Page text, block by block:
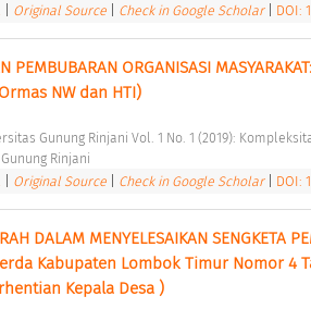
Original Source Check in Google Scholar DOI:
PEMBUBARAN ORGANISASI
NW dan HTI)
Gunung Rinjani Vol. 1 No. 1 (2019):
Rinjani
Original Source Check in Google Scholar DOI:
DALAM MENYELESAIKAN SENGKETA
Kabupaten Lombok Timur Nomor 4
Kepala Desa )